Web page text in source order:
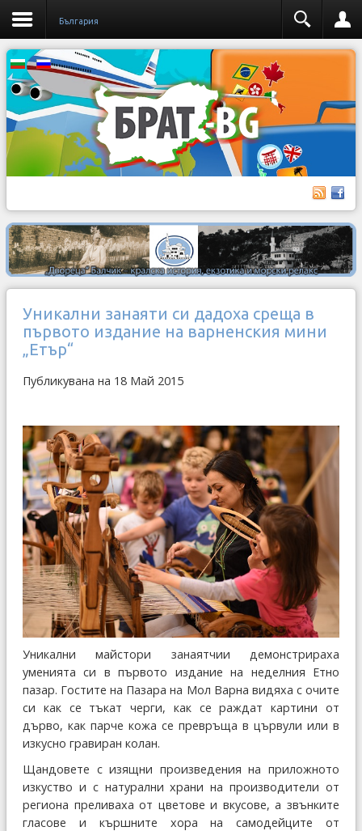
България
Уникални занаяти си дадоха среща в
първото издание на варненския мини
„Етър“
Публикувана на 18 Май 2015
Уникални майстори занаятчии демонстрираха
уменията си в първото издание на неделния Етно
пазар. Гостите на Пазара на Мол Варна видяха с очите
си как се тъкат черги, как се раждат картини от
дърво, как парче кожа се превръща в цървули или в
изкусно гравиран колан.
Щандовете с изящни произведения на приложното
изкуство и с натурални храни на производители от
региона преливаха от цветове и вкусове, а звънките
гласове и кършните хора на самодейците от